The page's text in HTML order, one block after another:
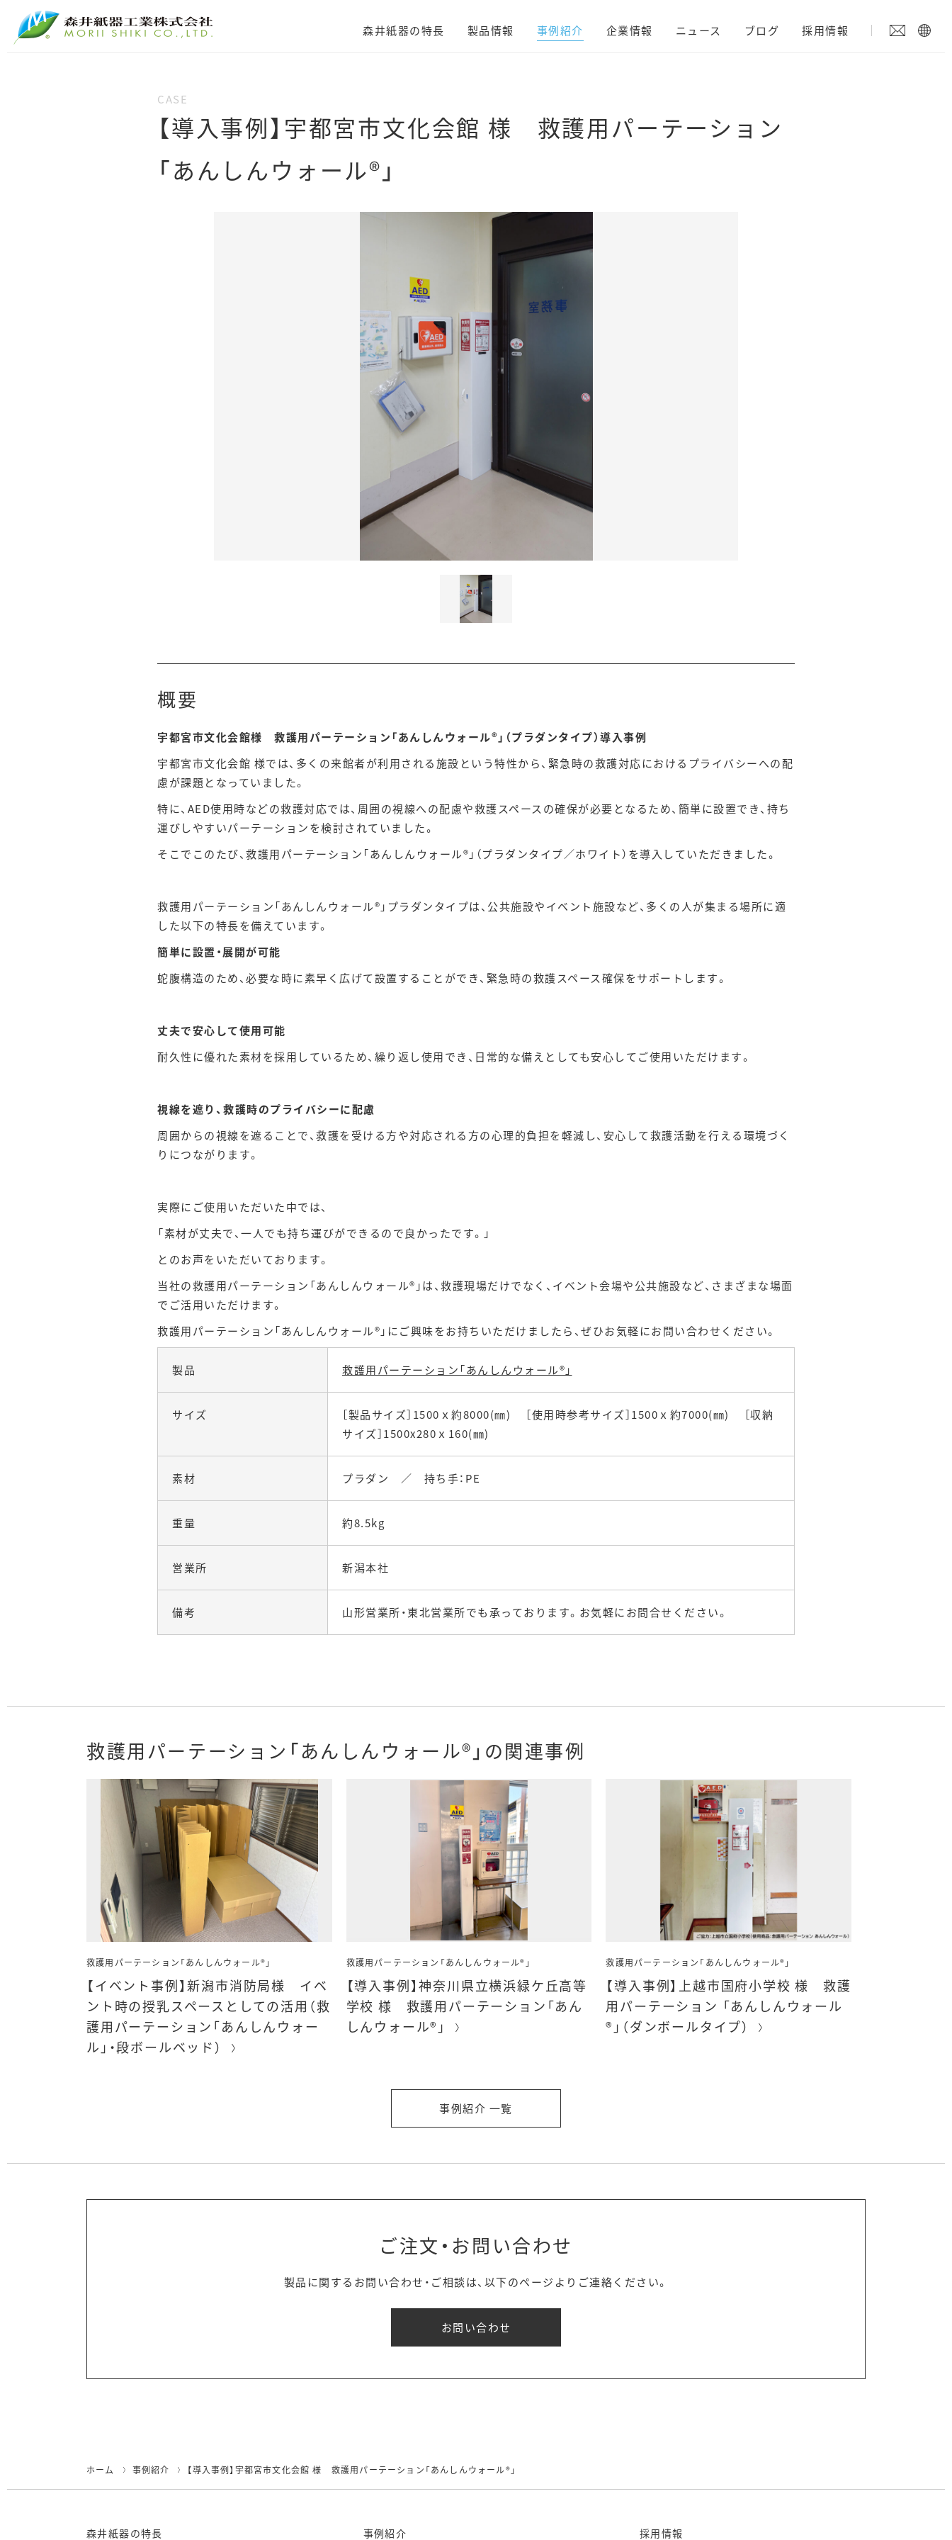
森井紙器の特長 製品情報 事例紹介 企業情報 ニュース ブログ 採用情報
【導入事例】宇都宮市文化会館 様 救護用パーテーション
「あんしんウォール®」
概要
宇都宮市文化会館様 救護用パーテーション「あんしんウォール®」（プラダンタイプ）導入事例
宇都宮市文化会館 様では、多くの来館者が利用される施設という特性から、緊急時の救護対応におけるプライバシーへの配
慮が課題となっていました。
特に、AED使用時などの救護対応では、周囲の視線への配慮や救護スペースの確保が必要となるため、簡単に設置でき、持ち
運びしやすいパーテーションを検討されていました。
そこでこのたび、救護用パーテーション「あんしんウォール®」（プラダンタイプ／ホワイト）を導入していただきました。
救護用パーテーション「あんしんウォール®」プラダンタイプは、公共施設やイベント施設など、多くの人が集まる場所に適
した以下の特長を備えています。
簡単に設置・展開が可能
蛇腹構造のため、必要な時に素早く広げて設置することができ、緊急時の救護スペース確保をサポートします。
丈夫で安心して使用可能
耐久性に優れた素材を採用しているため、繰り返し使用でき、日常的な備えとしても安心してご使用いただけます。
視線を遮り、救護時のプライバシーに配慮
周囲からの視線を遮ることで、救護を受ける方や対応される方の心理的負担を軽減し、安心して救護活動を行える環境づく
りにつながります。
実際にご使用いただいた中では、
「素材が丈夫で、一人でも持ち運びができるので良かったです。」
とのお声をいただいております。
当社の救護用パーテーション「あんしんウォール®」は、救護現場だけでなく、イベント会場や公共施設など、さまざまな場面
でご活用いただけます。
救護用パーテーション「あんしんウォール®」にご興味をお持ちいただけましたら、ぜひお気軽にお問い合わせください。
製品 救護用パーテーション「あんしんウォール®」
サイズ
［製品サイズ］1500ｘ約8000(㎜) ［使用時参考サイズ］1500ｘ約7000(㎜) ［収納
サイズ］1500x280ｘ160(㎜)
素材 プラダン ／ 持ち手：PE
重量 約8.5kg
営業所 新潟本社
備考 山形営業所・東北営業所でも承っております。お気軽にお問合せください。
救護用パーテーション「あんしんウォール®」の関連事例
救護用パーテーション「あんしんウォール®」
【イベント事例】新潟市消防局様 イベ
ント時の授乳スペースとしての活用（救
護用パーテーション「あんしんウォー
ル」・段ボールベッド）
救護用パーテーション「あんしんウォール®」
【導入事例】神奈川県立横浜緑ケ丘高等
学校 様 救護用パーテーション「あん
しんウォール®」
救護用パーテーション「あんしんウォール®」
【導入事例】上越市国府小学校 様 救護
用パーテーション 「あんしんウォール
®」（ダンボールタイプ）
事例紹介 一覧
ご注文・お問い合わせ
製品に関するお問い合わせ・ご相談は、以下のページよりご連絡ください。
お問い合わせ
ホーム 事例紹介 【導入事例】宇都宮市文化会館 様 救護用パーテーション「あんしんウォール®」
森井紙器の特長 事例紹介 採用情報